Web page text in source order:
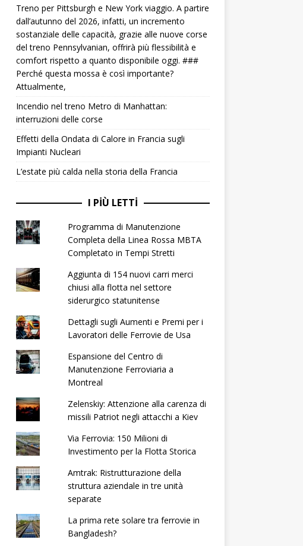
Treno per Pittsburgh e New York viaggio. A partire
dall’autunno del 2026, infatti, un incremento
sostanziale delle capacità, grazie alle nuove corse
del treno Pennsylvanian, offrirà più flessibilità e
comfort rispetto a quanto disponibile oggi. ###
Perché questa mossa è così importante?
Attualmente,
Incendio nel treno Metro di Manhattan:
interruzioni delle corse
Effetti della Ondata di Calore in Francia sugli
Impianti Nucleari
L’estate più calda nella storia della Francia
I PIÙ LETTI
Programma di Manutenzione
Completa della Linea Rossa MBTA
Completato in Tempi Stretti
Aggiunta di 154 nuovi carri merci
chiusi alla flotta nel settore
siderurgico statunitense
Dettagli sugli Aumenti e Premi per i
Lavoratori delle Ferrovie de Usa
Espansione del Centro di
Manutenzione Ferroviaria a
Montreal
Zelenskiy: Attenzione alla carenza di
missili Patriot negli attacchi a Kiev
Via Ferrovia: 150 Milioni di
Investimento per la Flotta Storica
Amtrak: Ristrutturazione della
struttura aziendale in tre unità
separate
La prima rete solare tra ferrovie in
Bangladesh?